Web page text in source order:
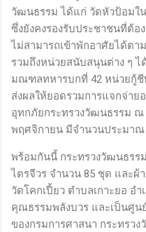
วัฒนธรรม ได้แก่ วัดหัวป้อมใ
ซึ่งยังคงรองรับประชาชนที่ต้อ
ไม่สามารถเข้าพักอาศัยได้ตา
รวมถึงหน่วยสนับสนุนต่าง ๆ
มณฑลทหารบกที่ 42 หน่วยกู้ชี
ส่งผลให้ยอดรวมการแจกจ่าย
อุทกภัยกระทรวงวัฒนธรรม
พฤศจิกายน มีจำนวนประมาณ
พร้อมกันนี้ กระทรวงวัฒนธรร
ไตรจีวร จำนวน 85 ชุด และผ้
วัดโคกเปี้ยว ตำบลเกาะยอ อ
คุณธรรมพลังบวร และเป็นศู
ของกรมการศาสนา กระทรว